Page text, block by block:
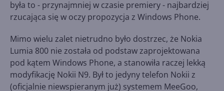
była to - przynajmniej w czasie premiery - najbardziej
rzucająca się w oczy propozycja z Windows Phone.
Mimo wielu zalet nietrudno było dostrzec, że Nokia
Lumia 800 nie została od podstaw zaprojektowana
pod kątem Windows Phone, a stanowiła raczej lekką
modyfikację Nokii N9. Był to jedyny telefon Nokii z
(oficjalnie niewspieranym już) systemem MeeGoo,